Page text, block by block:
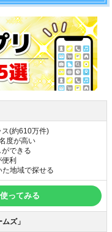
ス(約610万件)
度が高い
ができる
便利
た地域で探せる
ってみる
ズ」